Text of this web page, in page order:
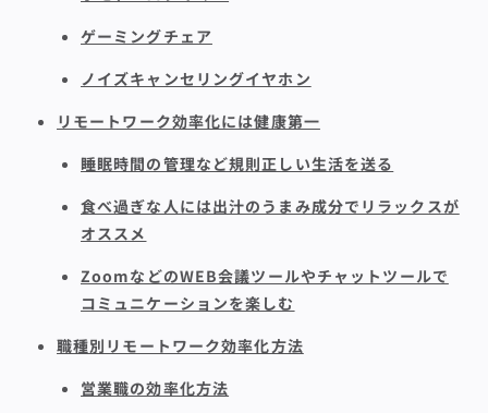
ゲーミングチェア
ノイズキャンセリングイヤホン
リモートワーク効率化には健康第一
睡眠時間の管理など規則正しい生活を送る
食べ過ぎな人には出汁のうまみ成分でリラックスが
オススメ
ZoomなどのWEB会議ツールやチャットツールで
コミュニケーションを楽しむ
職種別リモートワーク効率化方法
営業職の効率化方法